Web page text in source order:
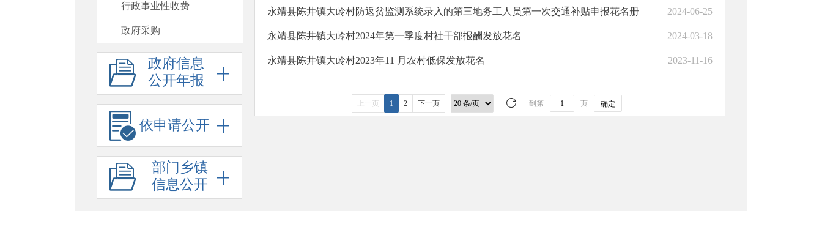
行政事业性收费
政府采购
重大项目
重大民生信息
建议提案办理
政府工作报告
政府信息公开标准目录
助企纾困
政府信息
公开年报
依申请公开
部门乡镇
信息公开
永靖县陈井镇大岭村防返贫监测系统录入的第三地务工人员第一次交通补贴申报花名册 2024-06-25
永靖县陈井镇大岭村2024年第一季度村社干部报酬发放花名 2024-03-18
永靖县陈井镇大岭村2023年11 月农村低保发放花名 2023-11-16
上一页 1 2 下一页 到第 页 确定